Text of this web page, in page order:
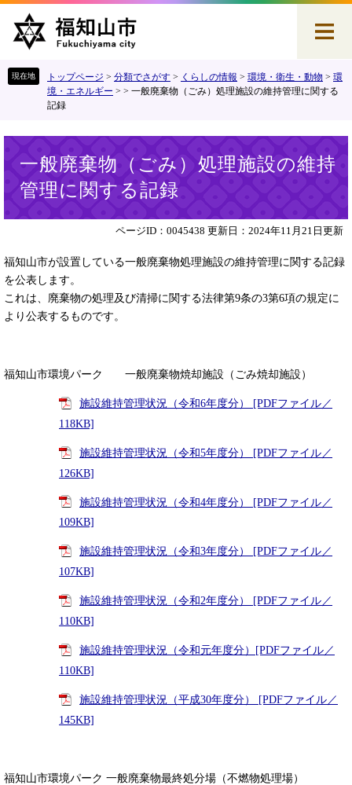
トップページ > 分類でさがす > くらしの情報 > 環境・衛生・動物 > 環
境・エネルギー > > 一般廃棄物（ごみ）処理施設の維持管理に関する
記録
一般廃棄物（ごみ）処理施設の維持
管理に関する記録
ページID：0045438 更新日：2024年11月21日更新
福知山市が設置している一般廃棄物処理施設の維持管理に関する記録
を公表します。
これは、廃棄物の処理及び清掃に関する法律第9条の3第6項の規定に
より公表するものです。
福知山市環境パーク 一般廃棄物焼却施設（ごみ焼却施設）
施設維持管理状況（令和6年度分） [PDFファイル／
118KB]
施設維持管理状況（令和5年度分） [PDFファイル／
126KB]
施設維持管理状況（令和4年度分） [PDFファイル／
109KB]
施設維持管理状況（令和3年度分） [PDFファイル／
107KB]
施設維持管理状況（令和2年度分） [PDFファイル／
110KB]
施設維持管理状況（令和元年度分）[PDFファイル／
110KB]
施設維持管理状況（平成30年度分） [PDFファイル／
145KB]
福知山市環境パーク 一般廃棄物最終処分場（不燃物処理場）